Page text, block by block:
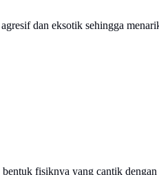
dan eksotik sehingga
fisiknya yang cantik